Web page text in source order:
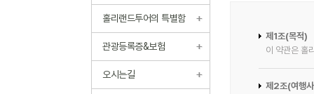
홀리랜드투어의 특별함
관광등록증&보험
오시는길
제1조(목적)
이 약관은 홀
제2조(여행